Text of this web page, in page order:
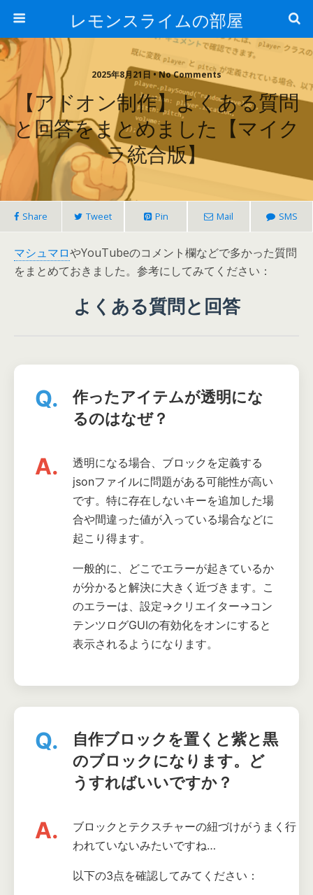
レモンスライムの部屋
2025年8月21日 • No Comments
【アドオン制作】よくある質問
と回答をまとめました【マイク
ラ統合版】
Share Tweet Pin Mail SMS
マシュマロやYouTubeのコメント欄などで多かった質問
をまとめておきました。参考にしてみてください：
よくある質問と回答
Q.
作ったアイテムが透明にな
るのはなぜ？
A.
透明になる場合、ブロックを定義する
jsonファイルに問題がある可能性が高い
です。特に存在しないキーを追加した場
合や間違った値が入っている場合などに
起こり得ます。
一般的に、どこでエラーが起きているか
が分かると解決に大きく近づきます。こ
のエラーは、設定→クリエイター→コン
テンツログGUIの有効化をオンにすると
表示されるようになります。
Q.
自作ブロックを置くと紫と黒
のブロックになります。ど
うすればいいですか？
A.
ブロックとテクスチャーの紐づけがうまく行
われていないみたいですね…
以下の3点を確認してみてください：